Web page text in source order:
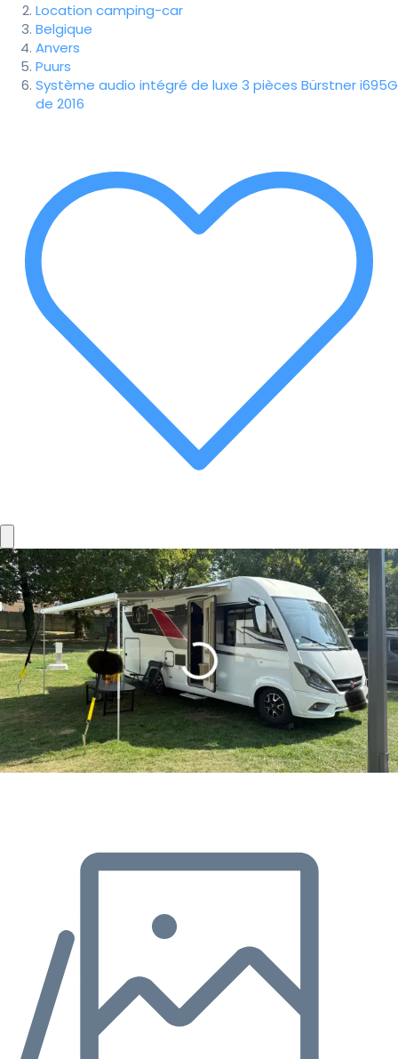
Location camping-car
Belgique
Anvers
Puurs
Système audio intégré de luxe 3 pièces Bürstner i695G
de 2016